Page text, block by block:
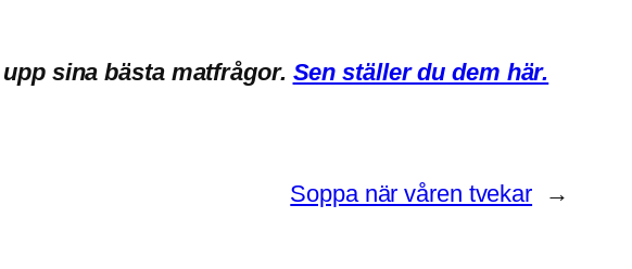
sina bästa matfrågor. Sen ställer du dem här.
Soppa när våren tvekar →